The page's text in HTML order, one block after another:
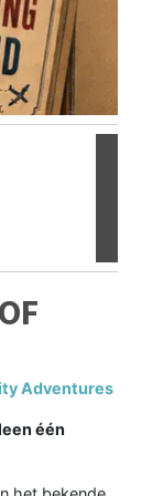
Adventures
één